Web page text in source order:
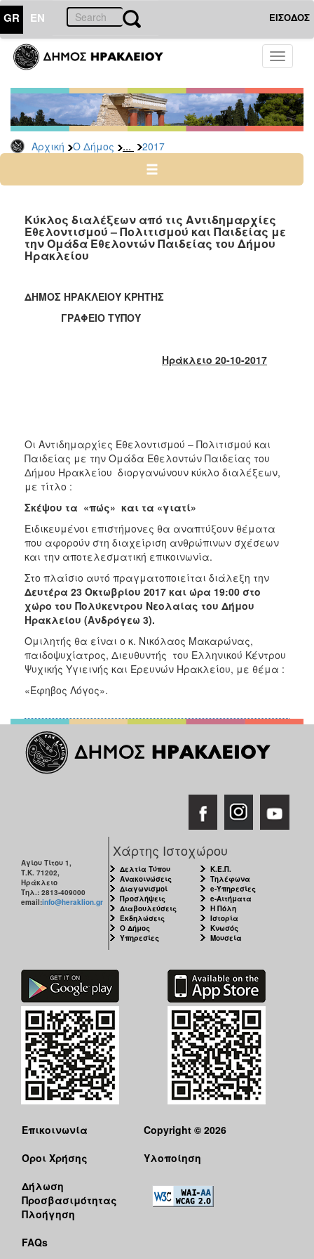
GR EN ΕΙΣΟΔΟΣ
Toggle
Αρχική Ο Δήμος ... 2017
ΔΗΜΟΣ
Δελτία
Τύπου
Αρχείο
2026
2024
2022
2021
2019
2018
2011
2010
2006
ΤΟΠΟΣ
ΠΟΛΙΤΙΣΜΟΣ
ΑΝΘΕΚΤΙΚΗ
ΠΟΛΗ
Κύκλος διαλέξεων από τις Αντιδημαρχίες
Εθελοντισμού – Πολιτισμού και Παιδείας με
την Ομάδα Εθελοντών Παιδείας του Δήμου
Ηρακλείου
ΔΗΜΟΣ ΗΡΑΚΛΕΙΟΥ ΚΡΗΤΗΣ
ΓΡΑΦΕΙΟ ΤΥΠΟΥ
Ηράκλειο 20-10-2017
Οι Αντιδημαρχίες Εθελοντισμού – Πολιτισμού και
Παιδείας με την Ομάδα Εθελοντών Παιδείας του
Δήμου Ηρακλείου διοργανώνουν κύκλο διαλέξεων,
με τίτλο :
Σκέψου τα «πώς» και τα «γιατί»
Ειδικευμένοι επιστήμονες θα αναπτύξουν θέματα
που αφορούν στη διαχείριση ανθρώπινων σχέσεων
και την αποτελεσματική επικοινωνία.
Στο πλαίσιο αυτό πραγματοποιείται διάλεξη την
Δευτέρα 23 Οκτωβρίου 2017 και ώρα 19:00 στο
χώρο του Πολύκεντρου Νεολαίας του Δήμου
Ηρακλείου (Ανδρόγεω 3).
Ομιλητής θα είναι ο κ. Νικόλαος Μακαρώνας,
παιδοψυχίατρος, Διευθυντής του Ελληνικού Κέντρου
Ψυχικής Υγιεινής και Ερευνών Ηρακλείου, με θέμα :
«Έφηβος Λόγος».
Αγίου Τίτου 1,
Τ.Κ. 71202,
Ηράκλειο
Τηλ.: 2813-409000
email:info@heraklion.gr
Χάρτης Ιστοχώρου
Δελτία Τύπου
Ανακοινώσεις
Διαγωνισμοί
Προσλήψεις
Διαβουλεύσεις
Εκδηλώσεις
Ο Δήμος
Υπηρεσίες
Κ.Ε.Π.
Τηλέφωνα
e-Υπηρεσίες
e-Αιτήματα
Η Πόλη
Ιστορία
Κνωσός
Μουσεία
Επικοινωνία
Όροι Χρήσης
Δήλωση
Προσβασιμότητας
Πλοήγηση
FAQs
Copyright © 2026
Υλοποίηση